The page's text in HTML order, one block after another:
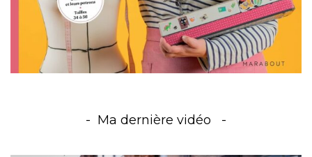
Ma dernière vidéo